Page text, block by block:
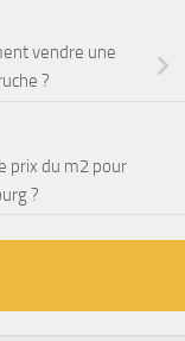
vendre une
?
prix du m2 pour
?